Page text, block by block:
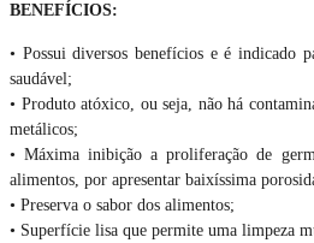
BENEFÍCIOS:
• Possui diversos benefícios e é indicado
saudável;
• Produto atóxico, ou seja, não há
metálicos;
• Máxima inibição a proliferação de
alimentos, por apresentar baixíssima
• Preserva o sabor dos alimentos;
• Superfície lisa que permite uma limpeza